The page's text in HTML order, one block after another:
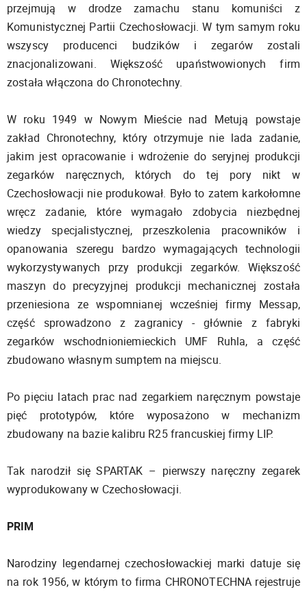
przejmują w drodze zamachu stanu komuniści z
Komunistycznej Partii Czechosłowacji. W tym samym roku
wszyscy producenci budzików i zegarów zostali
znacjonalizowani. Większość upaństwowionych firm
została włączona do Chronotechny.
W roku 1949 w Nowym Mieście nad Metują powstaje
zakład Chronotechny, który otrzymuje nie lada zadanie,
jakim jest opracowanie i wdrożenie do seryjnej produkcji
zegarków naręcznych, których do tej pory nikt w
Czechosłowacji nie produkował. Było to zatem karkołomne
wręcz zadanie, które wymagało zdobycia niezbędnej
wiedzy specjalistycznej, przeszkolenia pracowników i
opanowania szeregu bardzo wymagających technologii
wykorzystywanych przy produkcji zegarków. Większość
maszyn do precyzyjnej produkcji mechanicznej została
przeniesiona ze wspomnianej wcześniej firmy Messap,
część sprowadzono z zagranicy - głównie z fabryki
zegarków wschodnioniemieckich UMF Ruhla, a część
zbudowano własnym sumptem na miejscu.
Po pięciu latach prac nad zegarkiem naręcznym powstaje
pięć prototypów, które wyposażono w mechanizm
zbudowany na bazie kalibru R25 francuskiej firmy LIP.
Tak narodził się SPARTAK – pierwszy naręczny zegarek
wyprodukowany w Czechosłowacji.
PRIM
Narodziny legendarnej czechosłowackiej marki datuje się
na rok 1956, w którym to firma CHRONOTECHNA rejestruje